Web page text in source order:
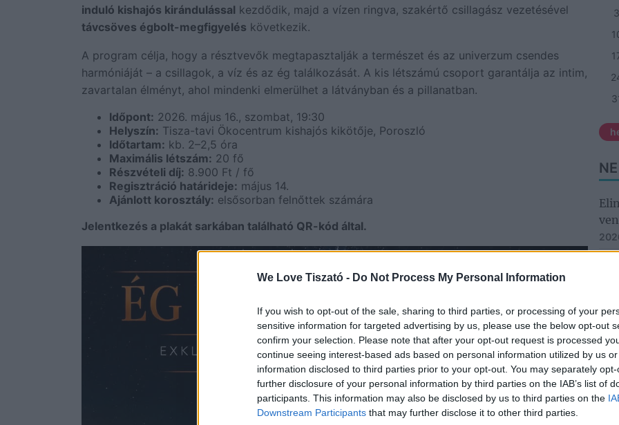
We Love Tiszató - Do Not Process My Personal Information
If you wish to opt-out of the sale, sharing to third parties, or processing of your
sensitive information for targeted advertising by us, please use the below opt-out
confirm your selection. Please note that after your opt-out request is processed
continue seeing interest-based ads based on personal information utilized by us
information disclosed to third parties prior to your opt-out. You may separately
further disclosure of your personal information by third parties on the IAB’s list of
participants. This information may also be disclosed by us to third parties on the
Downstream Participants that may further disclose it to other third parties.
induló kishajós kirándulással kezdődik, majd a vízen ringva, szakértő csillagász vezetésével
távcsöves égbolt-megfigyelés következik.
A program célja, hogy a résztvevők megtapasztalják a természet és az univerzum csendes
harmóniáját – a csillagok, a víz és az ég találkozását. A kis létszámú csoport garantálja az intim,
zavartalan élményt, ahol mindenki elmerülhet a látványban és a pillanatban.
Időpont: 2026. május 16., szombat, 19:30
Helyszín: Tisza-tavi Ökocentrum kishajós kikötője, Poroszló
Időtartam: kb. 2–2,5 óra
Maximális létszám: 20 fő
Részvételi díj: 8.900 Ft / fő
Regisztráció határideje: május 14.
Ajánlott korosztály: elsősorban felnőttek számára
Jelentkezés a plakát sarkában található QR-kód által.
3